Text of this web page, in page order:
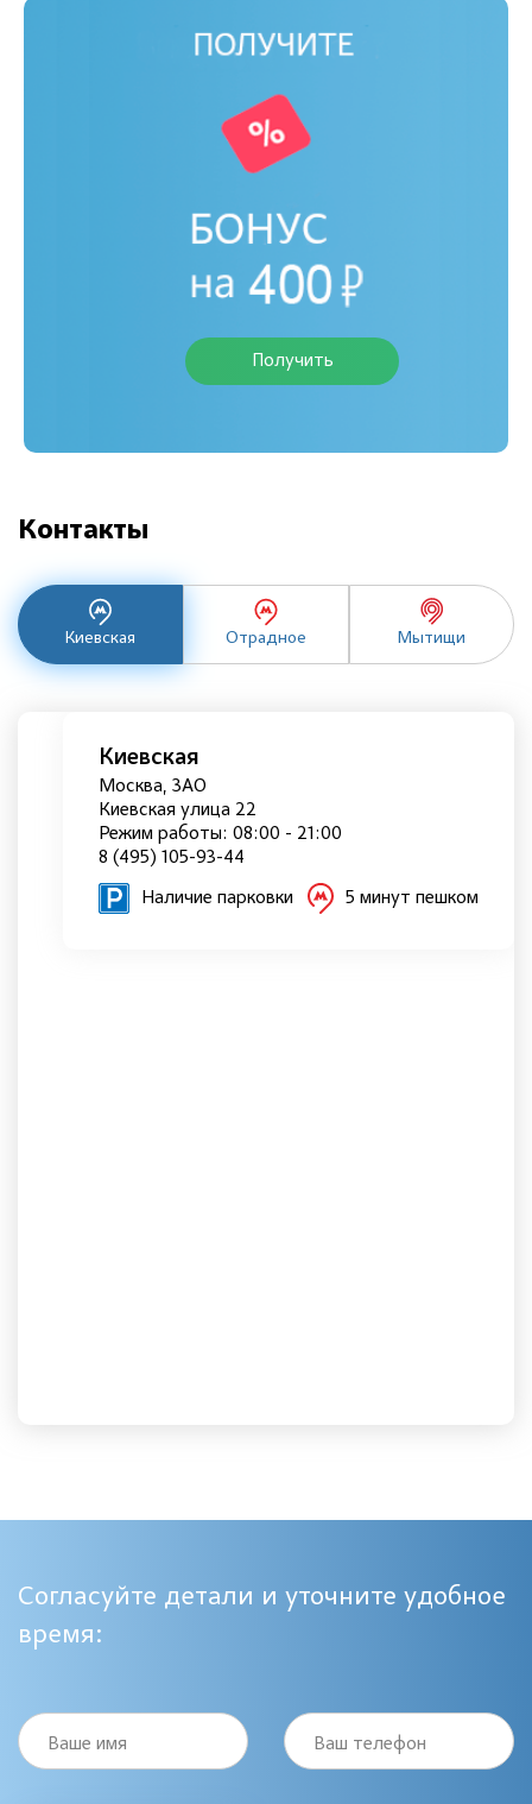
Получить
Контакты
Киевская Отрадное Мытищи
Киевская
Москва, ЗАО
Киевская улица 22
Режим работы: 08:00 - 21:00
8 (495) 105-93-44
Наличие парковки 5 минут пешком
Согласуйте детали и уточните удобное
время:
Ваше имя Ваш телефон